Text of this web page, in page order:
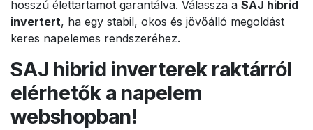
hosszú élettartamot garantálva. Válassza a SAJ hibrid
invertert, ha egy stabil, okos és jövőálló megoldást
keres napelemes rendszeréhez.
SAJ hibrid inverterek raktárról
elérhetők a napelem
webshopban!